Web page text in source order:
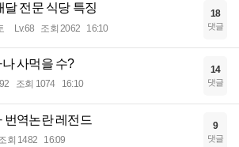
달 전문 식당 특징
Lv.68 조회 2062 16:10
18
댓글
사먹을 수?
조회 1074 16:10
14
댓글
번역논란 레전드
회 1482 16:09
9
댓글